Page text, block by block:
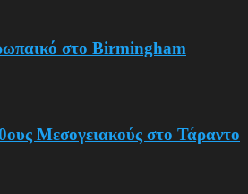
στο Birmingham
Μεσογειακούς στο Τάραντο